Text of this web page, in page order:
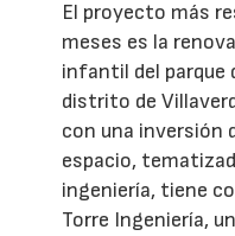
El proyecto más
meses es la
infantil del parque
distrito de
con una inversión
espacio,
ingeniería, tiene
Torre Ingeniería,